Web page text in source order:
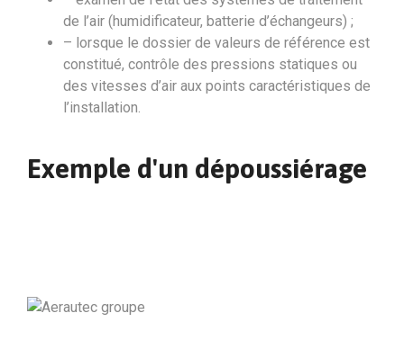
de l’air (humidificateur, batterie d’échangeurs) ;
– lorsque le dossier de valeurs de référence est
constitué, contrôle des pressions statiques ou
des vitesses d’air aux points caractéristiques de
l’installation.
Exemple d'un dépoussiérage